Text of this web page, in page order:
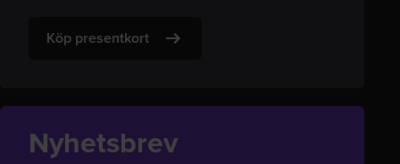
Köp presentkort
Nyhetsbrev